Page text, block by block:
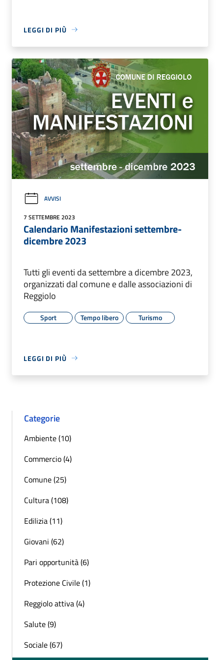
LEGGI DI PIÙ
AVVISI
7 SETTEMBRE 2023
Calendario Manifestazioni settembre-
dicembre 2023
Tutti gli eventi da settembre a dicembre 2023,
organizzati dal comune e dalle associazioni di
Reggiolo
Sport Tempo libero Turismo
LEGGI DI PIÙ
Categorie
Ambiente (10)
Commercio (4)
Comune (25)
Cultura (108)
Edilizia (11)
Giovani (62)
Pari opportunità (6)
Protezione Civile (1)
Reggiolo attiva (4)
Salute (9)
Sociale (67)